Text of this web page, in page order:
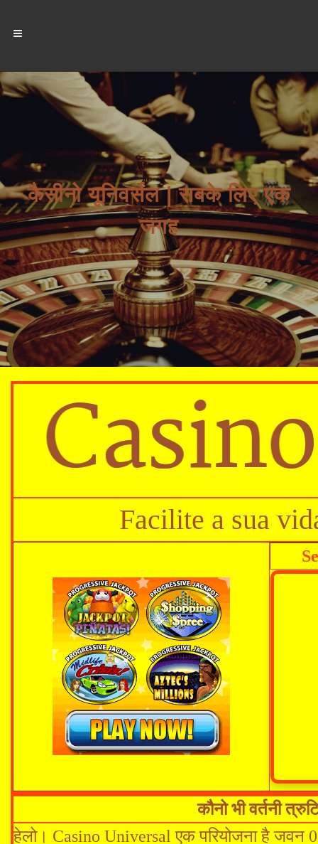
कैसीनो यूनिवर्सल | सबके लिए एक
जगह
Facilite a sua
कौनो भी वर्तनी
हेलो। Casino Universal एक परियोजना है जवन